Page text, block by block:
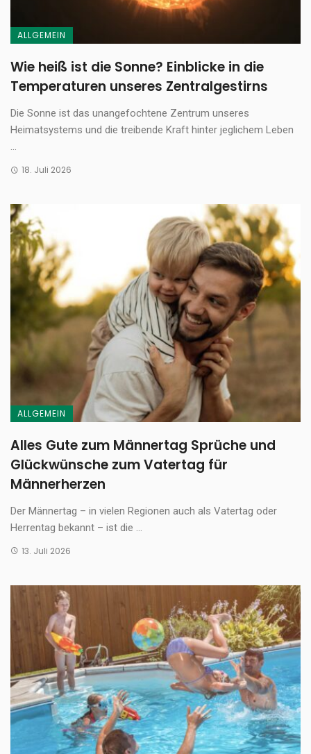
ALLGEMEIN
Wie heiß ist die Sonne? Einblicke in die
Temperaturen unseres Zentralgestirns
Die Sonne ist das unangefochtene Zentrum unseres
Heimatsystems und die treibende Kraft hinter jeglichem Leben
...
18. Juli 2026
ALLGEMEIN
Alles Gute zum Männertag Sprüche und
Glückwünsche zum Vatertag für
Männerherzen
Der Männertag – in vielen Regionen auch als Vatertag oder
Herrentag bekannt – ist die ...
13. Juli 2026